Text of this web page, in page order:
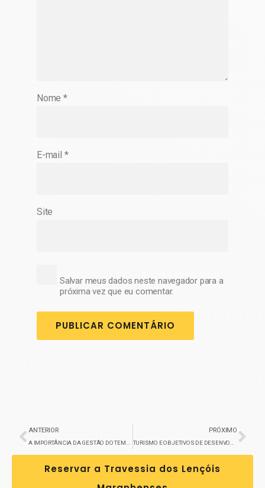
Nome *
E-mail *
Site
Salvar meus dados neste navegador para a
próxima vez que eu comentar.
ANTERIOR PRÓXIMO
Reservar a Travessia dos Lençóis